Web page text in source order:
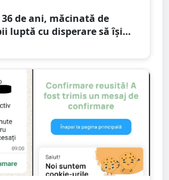
de ani, măcinată de
luptă cu disperare să își
o lăsați să se stingă”